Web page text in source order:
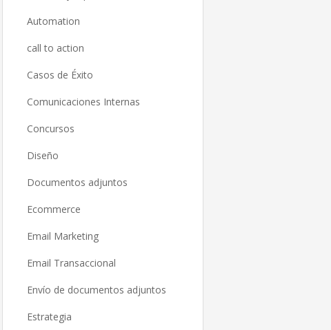
Automation
call to action
Casos de Éxito
Comunicaciones Internas
Concursos
Diseño
Documentos adjuntos
Ecommerce
Email Marketing
Email Transaccional
Envío de documentos adjuntos
Estrategia